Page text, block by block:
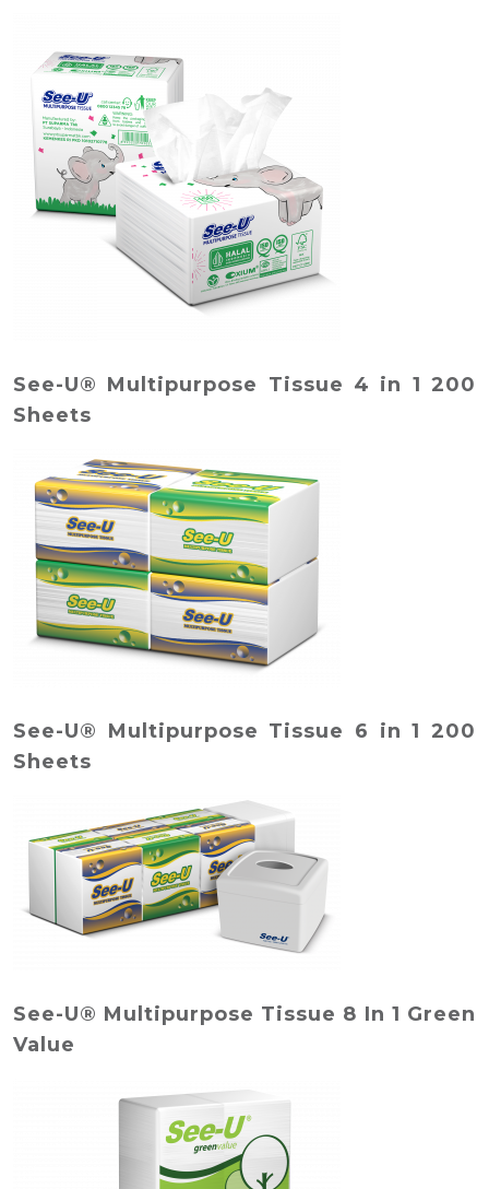
See-U® Multipurpose Tissue 4 in 1 200
Sheets
See-U® Multipurpose Tissue 6 in 1 200
Sheets
See-U® Multipurpose Tissue 8 In 1 Green
Value